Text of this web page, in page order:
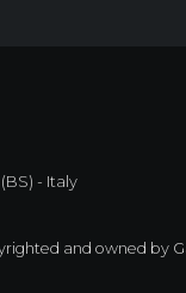
- Italy
and owned by